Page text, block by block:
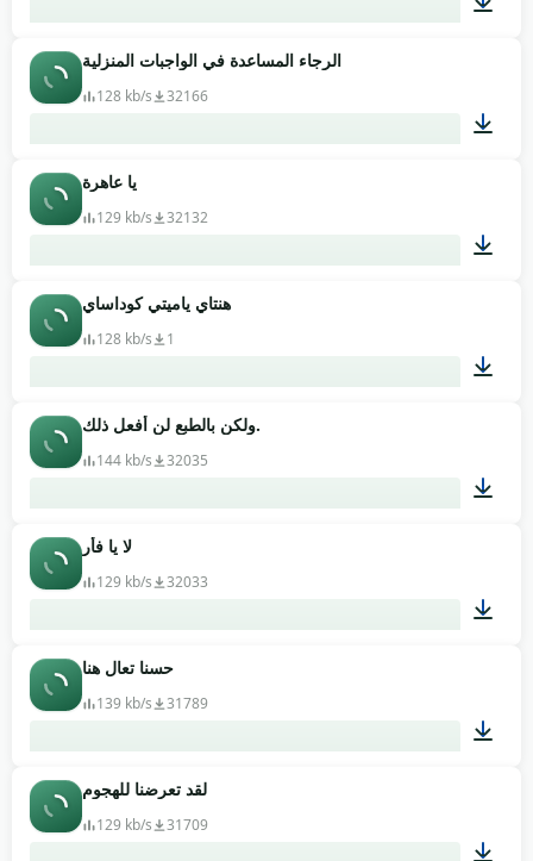
الرجاء المساعدة في الواجبات المنزلية
128 kb/s 32166
يا عاهرة
129 kb/s 32132
هنتاي ياميتي كوداساي
128 kb/s 1
ولكن بالطبع لن أفعل ذلك.
144 kb/s 32035
لا يا فأر
129 kb/s 32033
حسنا تعال هنا
139 kb/s 31789
لقد تعرضنا للهجوم
129 kb/s 31709